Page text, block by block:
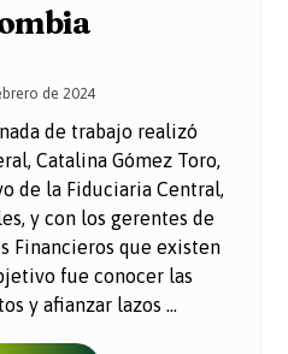
de 2024
de trabajo realizó
Catalina Gómez Toro,
de la Fiduciaria Central,
y con los gerentes de
Financieros que existen
fue conocer las
y afianzar lazos ...